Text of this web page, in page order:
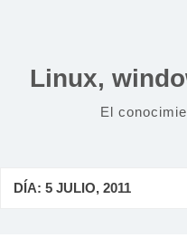
Linux,
El
DÍA: 5 JULIO, 2011